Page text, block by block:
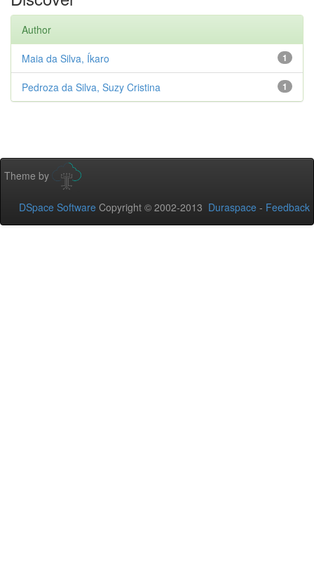
Author
1
Maia da Silva, Íkaro
1
Pedroza da Silva, Suzy Cristina
Theme by
DSpace Software Copyright © 2002-2013 Duraspace - Feedback